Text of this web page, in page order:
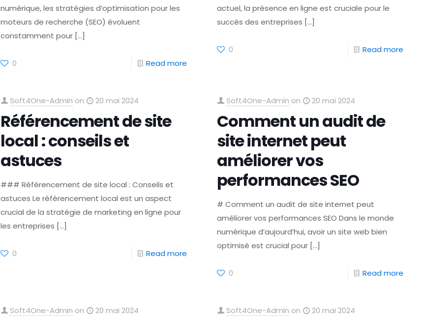
numérique, les stratégies d’optimisation pour les
moteurs de recherche (SEO) évoluent
constamment pour […]
0 Read more
actuel, la présence en ligne est cruciale pour le
succès des entreprises […]
0 Read more
Soft4One-Admin on 20 mai 2024
Référencement de site
local : conseils et
astuces
### Référencement de site local : Conseils et
astuces Le référencement local est un aspect
crucial de la stratégie de marketing en ligne pour
les entreprises […]
0 Read more
Soft4One-Admin on 20 mai 2024
Comment un audit de
site internet peut
améliorer vos
performances SEO
# Comment un audit de site internet peut
améliorer vos performances SEO Dans le monde
numérique d’aujourd’hui, avoir un site web bien
optimisé est crucial pour […]
0 Read more
Soft4One-Admin on 20 mai 2024 Soft4One-Admin on 20 mai 2024